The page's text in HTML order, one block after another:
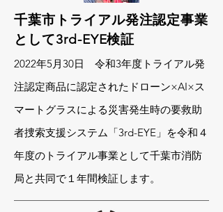
千葉市トライアル発注認定事業
として3rd-EYE検証
2022年5月30日 令和3年度トライアル発
注認定商品に認定されたドローン×AI×ス
マートグラスによる災害発生時の要救助
者捜索支援システム「3rd-EYE」を令和４
年度のトライアル事業として千葉市消防
局と共同で１年間検証します。